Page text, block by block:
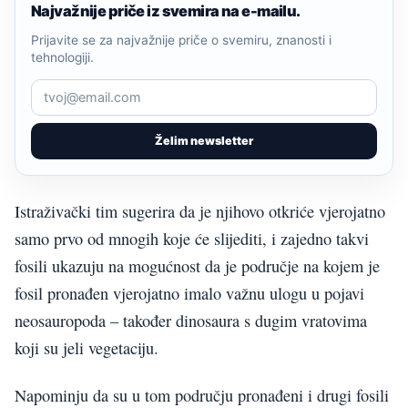
Najvažnije priče iz svemira na e-mailu.
Želim newsletter
Prijavite se za najvažnije priče o svemiru, znanosti i
tehnologiji.
Istraživački tim sugerira da je njihovo otkriće vjerojatno
samo prvo od mnogih koje će slijediti, i zajedno takvi
fosili ukazuju na mogućnost da je područje na kojem je
fosil pronađen vjerojatno imalo važnu ulogu u pojavi
neosauropoda – također dinosaura s dugim vratovima
koji su jeli vegetaciju.
Napominju da su u tom području pronađeni i drugi fosili